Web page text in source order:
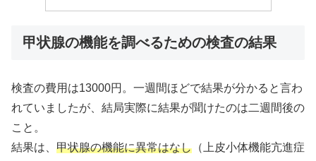
甲状腺の機能を調べるための検査の結果
検査の費用は13000円。一週間ほどで結果が分かると言わ
れていましたが、結局実際に結果が聞けたのは二週間後の
こと。
結果は、 甲状腺の機能に異常はなし （上皮小体機能亢進症